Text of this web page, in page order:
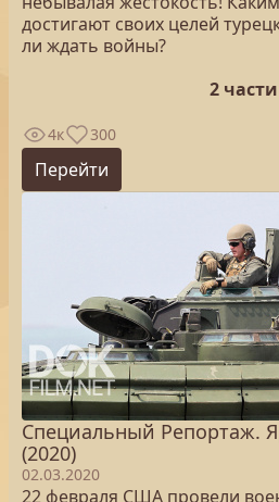
достигают своих целей
ли ждать войны?
2 части
4к 300
Перейти
Специальный Репортаж.
(2020)
02.03.2020
22 февраля США провели